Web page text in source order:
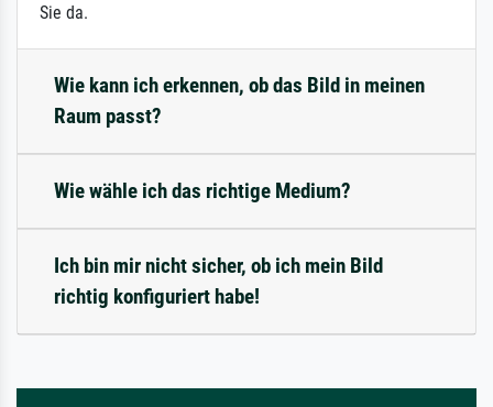
Sie da.
Wie kann ich erkennen, ob das Bild in meinen
Raum passt?
Wie wähle ich das richtige Medium?
Ich bin mir nicht sicher, ob ich mein Bild
richtig konfiguriert habe!